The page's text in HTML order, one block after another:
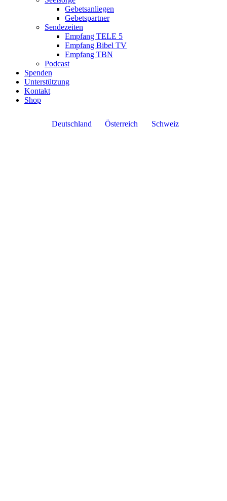
Gebetsanliegen
Gebetspartner
Sendezeiten
Empfang TELE 5
Empfang Bibel TV
Empfang TBN
Podcast
Spenden
Unterstützung
Kontakt
Shop
Deutschland Österreich Schweiz